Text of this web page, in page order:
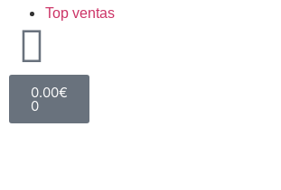
Top ventas
0.00€
0